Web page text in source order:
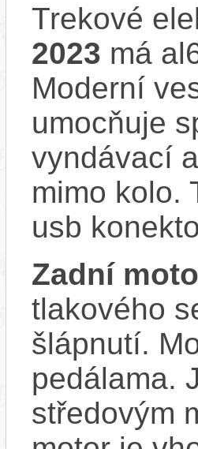
Trekové
2023 má
Moderní
umocňuje
vyndávací
mimo kolo.
usb
Zadní
tlakového
šlápnutí.
pedálama.
středovým